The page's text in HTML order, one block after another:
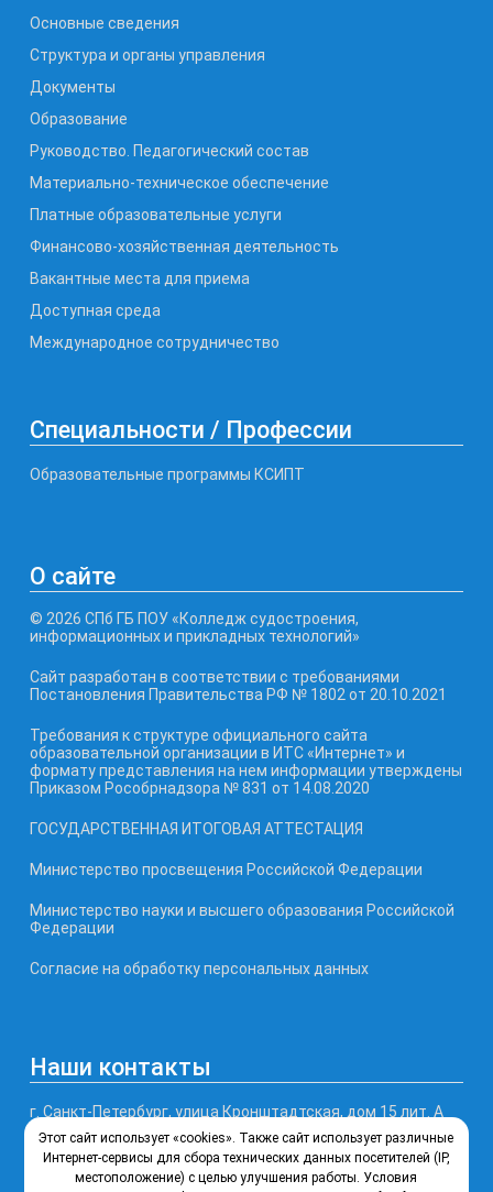
Основные сведения
Структура и органы управления
Документы
Образование
Руководство. Педагогический состав
Материально-техническое обеспечение
Платные образовательные услуги
Финансово-хозяйственная деятельность
Вакантные места для приема
Доступная среда
Международное сотрудничество
Специальности / Профессии
Образовательные программы КСИПТ
О сайте
© 2026 СПб ГБ ПОУ «Колледж судостроения,
информационных и прикладных технологий»
Сайт разработан в соответствии с требованиями
Постановления Правительства РФ № 1802 от 20.10.2021
Требования к структуре официального сайта
образовательной организации в ИТС «Интернет» и
формату представления на нем информации утверждены
Приказом Рособрнадзора № 831 от 14.08.2020
ГОСУДАРСТВЕННАЯ ИТОГОВАЯ АТТЕСТАЦИЯ
Министерство просвещения Российской Федерации
Министерство науки и высшего образования Российской
Федерации
Согласие на обработку персональных данных
Наши контакты
г. Санкт-Петербург, улица Кронштадтская, дом 15 лит. А
Телефон, факс: (812) 246-77-99
Этот сайт использует «cookies». Также сайт использует различные
Интернет-сервисы для сбора технических данных посетителей (IP,
местоположение) с целью улучшения работы. Условия